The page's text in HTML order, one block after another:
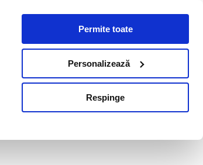
Permite toate
Personalizează
Respinge